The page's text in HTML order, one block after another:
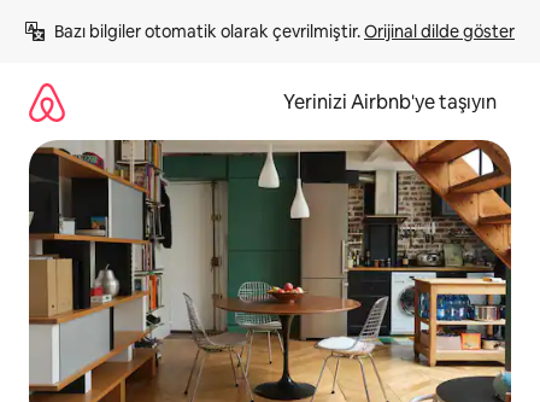
atla
Bazı bilgiler otomatik olarak çevrilmiştir. Orijinal dilde göster
Yerinizi Airbnb'ye taşıyın